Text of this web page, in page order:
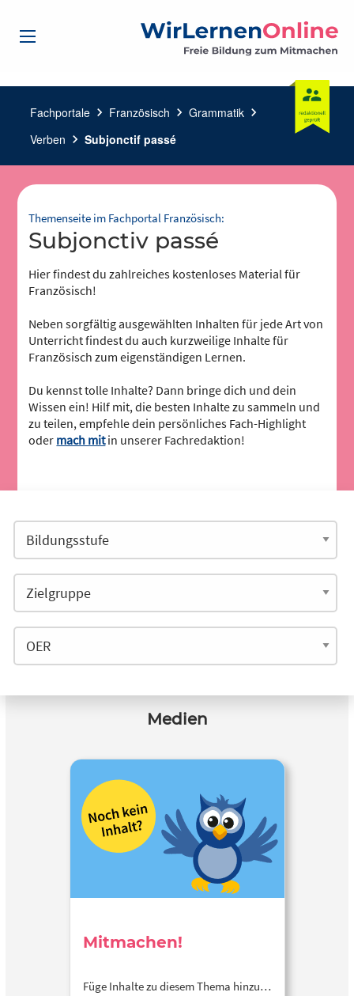
Fachportale chevron_right Französisch chevron_right Grammatik chevron_right
Verben chevron_right Subjonctif passé
Themenseite im Fachportal Französisch:
Subjonctiv passé
Hier findest du zahlreiches kostenloses Material für
Französisch!
Neben sorgfältig ausgewählten Inhalten für jede Art von
Unterricht findest du auch kurzweilige Inhalte für
Französisch zum eigenständigen Lernen.
Du kennst tolle Inhalte? Dann bringe dich und dein
Wissen ein! Hilf mit, die besten Inhalte zu sammeln und
zu teilen, empfehle dein persönliches Fach-Highlight
oder mach mitin unserer Fachredaktion!
Medien
Mitmachen!
Füge Inhalte zu diesem Thema hinzu…